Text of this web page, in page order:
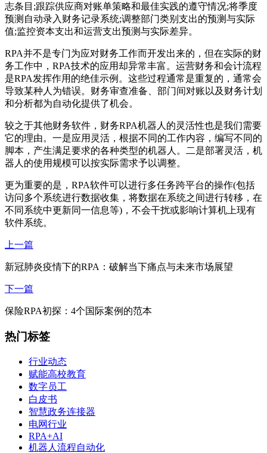
志条目;跟踪供应商对账单策略和最佳实践的遵守情况;将季度
预测自动录入财务记录系统;调整部门类别支出的预测与实际
值;监控资本支出和运营支出预测与实际差异。
RPA并不是专门为应对财务工作而开发出来的，但在实际的财
务工作中，RPA技术的应用却异常丰富。运营财务和会计流程
是RPA发挥作用的绝佳示例。这些过程通常是重复的，通常会
导致某种人为错误。财务审查准备、部门间对账以及财务计划
和分析都为自动化提供了机会。
较之于其他财务软件，财务RPA机器人的灵活性也是我们需要
它的理由。一是应用灵活，根据不同的工作内容，编写不同的
脚本，产生满足要求的各种类型的机器人。二是部署灵活，机
器人的使用规模可以按实际需求予以调整。
更为重要的是，RPA软件可以进行多任务跨平台的操作(包括
访问多个系统进行数据收集，将数据在系统之间进行转移，在
不同系统中更新同一信息等)，不会干扰或影响计算机上现有
软件系统。
上一篇
新冠肺炎疫情下的RPA：破解当下痛点与未来市场展望
下一篇
保险RPA初探：4个国际案例的范本
热门标签
行业动态
赋能高校教育
数字员工
白皮书
智慧政务连接器
电网行业
RPA+AI
机器人流程自动化